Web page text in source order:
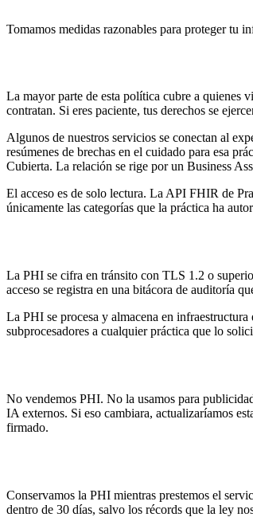
Tomamos medidas razonables para proteger tu
La mayor parte de esta política cubre a quienes
contratan. Si eres paciente, tus derechos se
Algunos de nuestros servicios se conectan al
resúmenes de brechas en el cuidado para esa
Cubierta. La relación se rige por un Business
El acceso es de solo lectura. La API FHIR de
únicamente las categorías que la práctica ha
La PHI se cifra en tránsito con TLS 1.2 o
acceso se registra en una bitácora de auditoría
La PHI se procesa y almacena en
subprocesadores a cualquier práctica que lo
No vendemos PHI. No la usamos para
IA externos. Si eso cambiara, actualizaríamos
firmado.
Conservamos la PHI mientras prestemos el
dentro de 30 días, salvo los récords que la ley